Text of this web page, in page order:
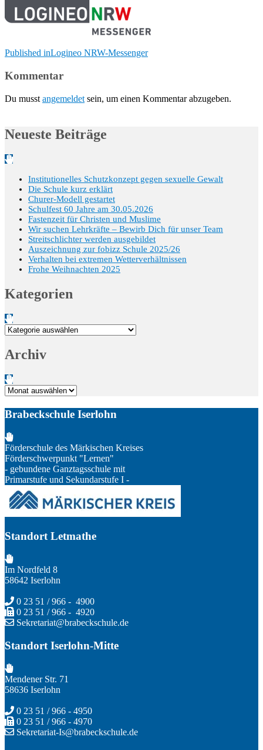
Beitragsnavigation
Published inLogineo NRW-Messenger
Kommentar
Du musst angemeldet sein, um einen Kommentar abzugeben.
Neueste Beiträge
Institutionelles Schutzkonzept gegen sexuelle Gewalt
Die Schule kurz erklärt
Churer-Modell gestartet
Schulfest 60 Jahre am 30.05.2026
Fastenzeit für Christen und Muslime
Wir suchen Lehrkräfte – Bewirb Dich für unser Team
Streitschlichter werden ausgebildet
Auszeichnung zur fobizz Schule 2025/26
Verhalten bei extremen Wetterverhältnissen
Frohe Weihnachten 2025
Kategorien
Kategorien
Archiv
Archiv
Brabeckschule Iserlohn
Förderschule des Märkischen Kreises
Förderschwerpunkt "Lernen"
- gebundene Ganztagsschule mit
Primarstufe und Sekundarstufe I -
Standort Letmathe
Im Nordfeld 8
58642 Iserlohn
0 23 51 / 966 - 4900
0 23 51 / 966 - 4920
Sekretariat@brabeckschule.de
Standort Iserlohn-Mitte
Mendener Str. 71
58636 Iserlohn
0 23 51 / 966 - 4950
0 23 51 / 966 - 4970
Sekretariat-Is@brabeckschule.de